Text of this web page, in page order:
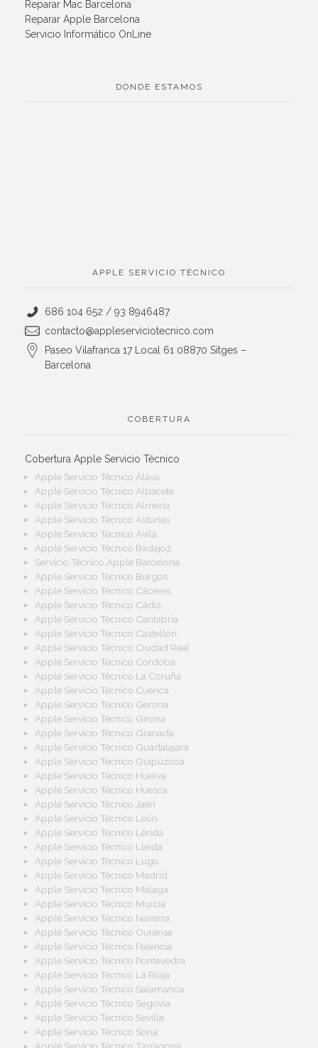
Reparar Mac Barcelona
Reparar Apple Barcelona
Servicio Informático OnLine
DONDE ESTAMOS
APPLE SERVICIO TÉCNICO
686 104 652 / 93 8946487
contacto@appleserviciotecnico.com
Paseo Vilafranca 17 Local 61 08870 Sitges –
Barcelona
COBERTURA
Cobertura Apple Servicio Técnico
Apple Servicio Técnico Álava
Apple Servicio Técnico Albacete
Apple Servicio Técnico Almería
Apple Servicio Técnico Asturias
Apple Servicio Técnico Ávila
Apple Servicio Técnico Badajoz
Servicio Técnico Apple Barcelona
Apple Servicio Técnico Burgos
Apple Servicio Técnico Cáceres
Apple Servicio Técnico Cádiz
Apple Servicio Técnico Cantabria
Apple Servicio Técnico Castellón
Apple Servicio Técnico Ciudad Real
Apple Servicio Técnico Córdoba
Apple Servicio Técnico La Coruña
Apple Servicio Técnico Cuenca
Apple Servicio Técnico Gerona
Apple Servicio Técnico Girona
Apple Servicio Técnico Granada
Apple Servicio Técnico Guadalajara
Apple Servicio Técnico Guipúzcoa
Apple Servicio Técnico Huelva
Apple Servicio Técnico Huesca
Apple Servicio Técnico Jaén
Apple Servicio Técnico León
Apple Servicio Técnico Lérida
Apple Servicio Técnico Lleida
Apple Servicio Técnico Lugo
Apple Servicio Técnico Madrid
Apple Servicio Técnico Málaga
Apple Servicio Técnico Murcia
Apple Servicio Técnico Navarra
Apple Servicio Técnico Ourense
Apple Servicio Técnico Palencia
Apple Servicio Técnico Pontevedra
Apple Servicio Técnico La Rioja
Apple Servicio Técnico Salamanca
Apple Servicio Técnico Segovia
Apple Servicio Técnico Sevilla
Apple Servicio Técnico Soria
Apple Servicio Técnico Tarragona